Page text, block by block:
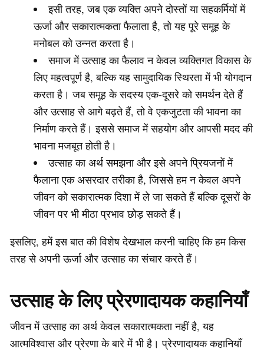
इसी तरह, जब एक व्यक्ति अपने दोस्तों या सहकर्मियों में
ऊर्जा और सकारात्मकता फैलाता है, तो यह पूरे समूह के
मनोबल को उन्नत करता है।
समाज में उत्साह का फैलाव न केवल व्यक्तिगत विकास के
लिए महत्वपूर्ण है, बल्कि यह सामुदायिक स्थिरता में भी योगदान
करता है। जब समूह के सदस्य एक-दूसरे को समर्थन देते हैं
और उत्साह से आगे बढ़ते हैं, तो वे एकजुटता की भावना का
निर्माण करते हैं। इससे समाज में सहयोग और आपसी मदद की
भावना मजबूत होती है।
उत्साह का अर्थ समझना और इसे अपने प्रियजनों में
फैलाना एक असरदार तरीका है, जिससे हम न केवल अपने
जीवन को सकारात्मक दिशा में ले जा सकते हैं बल्कि दूसरों के
जीवन पर भी मीठा प्रभाव छोड़ सकते हैं।
इसलिए, हमें इस बात की विशेष देखभाल करनी चाहिए कि हम किस
तरह से अपनी ऊर्जा और उत्साह का संचार करते हैं।
उत्साह के लिए प्रेरणादायक कहानियाँ
जीवन में उत्साह का अर्थ केवल सकारात्मकता नहीं है, यह
आत्मविश्वास और प्रेरणा के बारे में भी है। प्रेरणादायक कहानियाँ